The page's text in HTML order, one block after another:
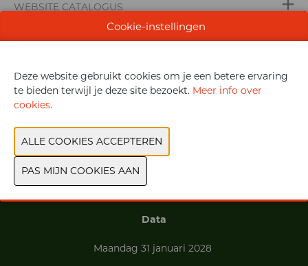
WEBSITE CATALOGUS
Exposantenlijst
Praktische informatie
Contact
Data
Maandag 31 januari 2028
Cookie-instellingen
Deze website gebruikt cookies om je een betere ervaring
te bieden terwijl je deze site bezoekt. Meer info over
cookies.